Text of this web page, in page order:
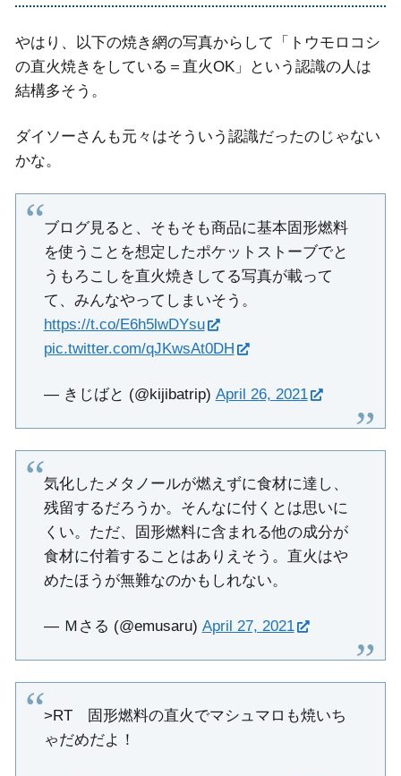
やはり、以下の焼き網の写真からして「トウモロコシ
の直火焼きをしている＝直火OK」という認識の人は
結構多そう。
ダイソーさんも元々はそういう認識だったのじゃない
かな。
ブログ見ると、そもそも商品に基本固形燃料
を使うことを想定したポケットストーブでと
うもろこしを直火焼きしてる写真が載って
て、みんなやってしまいそう。
https://t.co/E6h5lwDYsu
pic.twitter.com/qJKwsAt0DH
— きじばと (@kijibatrip) April 26, 2021
気化したメタノールが燃えずに食材に達し、
残留するだろうか。そんなに付くとは思いに
くい。ただ、固形燃料に含まれる他の成分が
食材に付着することはありえそう。直火はや
めたほうが無難なのかもしれない。
— Ｍさる (@emusaru) April 27, 2021
>RT 固形燃料の直火でマシュマロも焼いち
ゃだめだよ！